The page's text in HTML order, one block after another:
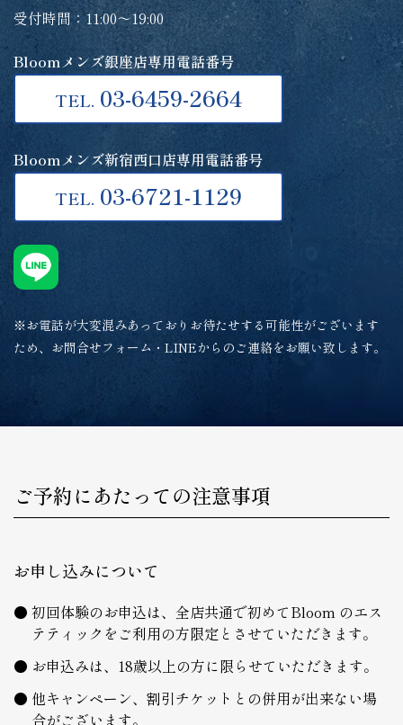
受付時間：11:00～19:00
Bloomメンズ銀座店専用電話番号
TEL. 03-6459-2664
Bloomメンズ新宿西口店専用電話番号
TEL. 03-6721-1129
※お電話が大変混みあっておりお待たせする可能性がございます
ため、お問合せフォーム・LINEからのご連絡をお願い致します。
ご予約にあたっての注意事項
お申し込みについて
初回体験のお申込は、全店共通で初めてBloom のエス
テティックをご利用の方限定とさせていただきます。
お申込みは、18歳以上の方に限らせていただきます。
他キャンペーン、割引チケットとの併用が出来ない場
合がございます。